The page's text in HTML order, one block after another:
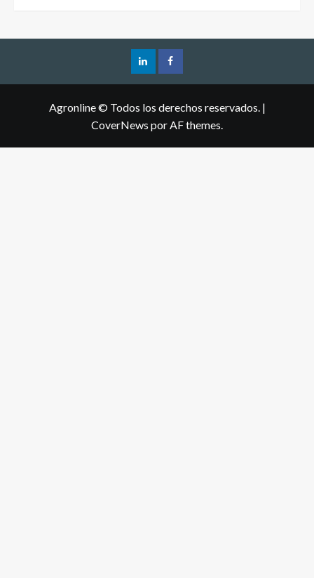
Agronline © Todos los derechos reservados. |
CoverNews por AF themes.